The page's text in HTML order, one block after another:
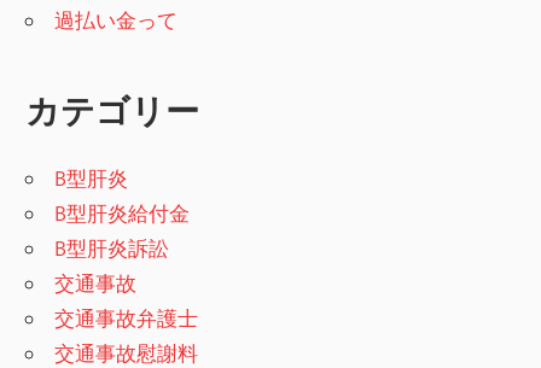
過払い金って
カテゴリー
B型肝炎
B型肝炎給付金
B型肝炎訴訟
交通事故
交通事故弁護士
交通事故慰謝料